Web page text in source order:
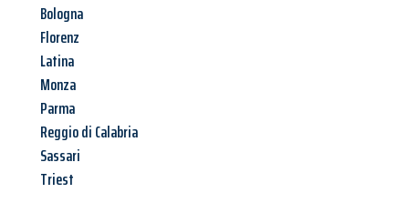
Bologna
Florenz
Latina
Monza
Parma
Reggio di Calabria
Sassari
Triest